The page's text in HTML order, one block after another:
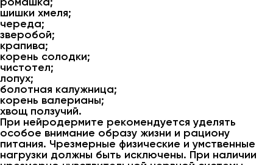
шишки хмеля;
череда;
зверобой;
крапива;
корень солодки;
чистотел;
лопух;
болотная калужница;
корень валерианы;
хвощ ползучий.
При нейродермите рекомендуется уделять
особое внимание образу жизни и рациону
питания. Чрезмерные физические и умственные
нагрузки должны быть исключены. При наличии